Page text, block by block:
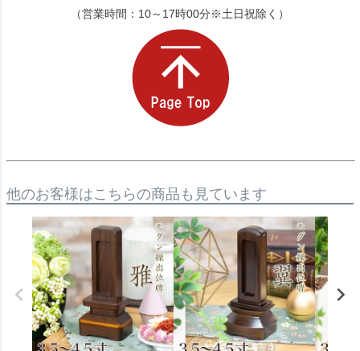
（営業時間：10～17時00分※土日祝除く）
他のお客様はこちらの商品も見ています